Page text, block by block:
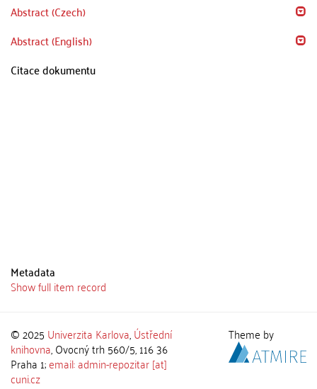
Abstract (Czech)
Abstract (English)
Citace dokumentu
Metadata
Show full item record
© 2025 Univerzita Karlova,Ústřední
knihovna, Ovocný trh 560/5, 116 36
Praha 1;email: admin-repozitar [at]
cuni.cz
Theme by